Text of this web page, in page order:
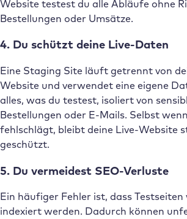
Website testest du alle Abläufe ohne
Bestellungen oder Umsätze.
4. Du schützt deine Live-Daten
Eine Staging Site läuft getrennt von
Website und verwendet eine eigene
alles, was du testest, isoliert von
Bestellungen oder E-Mails. Selbst
fehlschlägt, bleibt deine Live-Website
geschützt.
5. Du vermeidest SEO-Verluste
Ein häufiger Fehler ist, dass Testseiten
indexiert werden. Dadurch können